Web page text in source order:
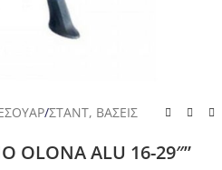
/ΣΤΑΝΤ, ΒΑΣΕΙΣ
ALU 16-29″”